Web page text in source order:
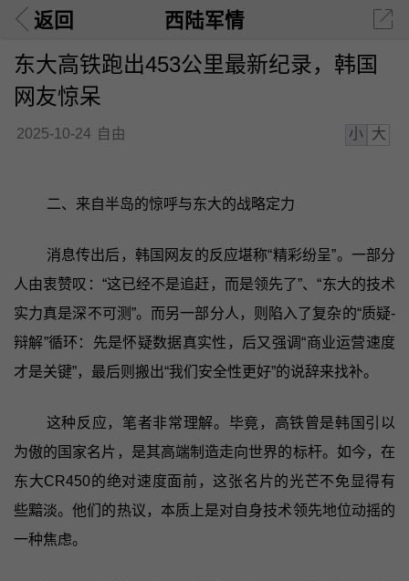
返回 西陆军情
东大高铁跑出453公里最新纪录，韩国
网友惊呆
2025-10-24 自由 小 大
二、来自半岛的惊呼与东大的战略定力
消息传出后，韩国网友的反应堪称“精彩纷呈”。一部分
人由衷赞叹：“这已经不是追赶，而是领先了”、“东大的技术
实力真是深不可测”。而另一部分人，则陷入了复杂的“质疑-
辩解”循环：先是怀疑数据真实性，后又强调“商业运营速度
才是关键”，最后则搬出“我们安全性更好”的说辞来找补。
这种反应，笔者非常理解。毕竟，高铁曾是韩国引以
为傲的国家名片，是其高端制造走向世界的标杆。如今，在
东大CR450的绝对速度面前，这张名片的光芒不免显得有
些黯淡。他们的热议，本质上是对自身技术领先地位动摇的
一种焦虑。